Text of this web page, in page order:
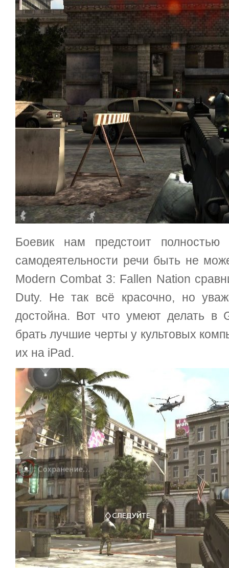
Боевик нам предстоит
самодеятельности речи быть не
Modern Combat 3: Fallen Nation
Duty. Не так всё красочно, но
достойна. Вот что умеют делать в
брать лучшие черты у культовых
их на iPad.